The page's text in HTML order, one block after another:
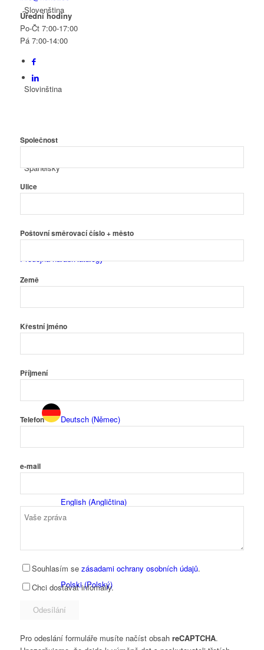
Slovenština
Slovinština
Španělský
Prodejna nářadíKatalogy
Deutsch(Němec)
English(Angličtina)
Polski(Polský)
Úřední hodiny
Po-Čt 7:00-17:00
Pá 7:00-14:00
Společnost
Ulice
Poštovní směrovací číslo + město
Země
Křestní jméno
Příjmení
Telefon
e-mail
Souhlasím se zásadami ochrany osobních údajů.
Chci dostávat infomaily.
Pro odeslání formuláře musíte načíst obsah reCAPTCHA.